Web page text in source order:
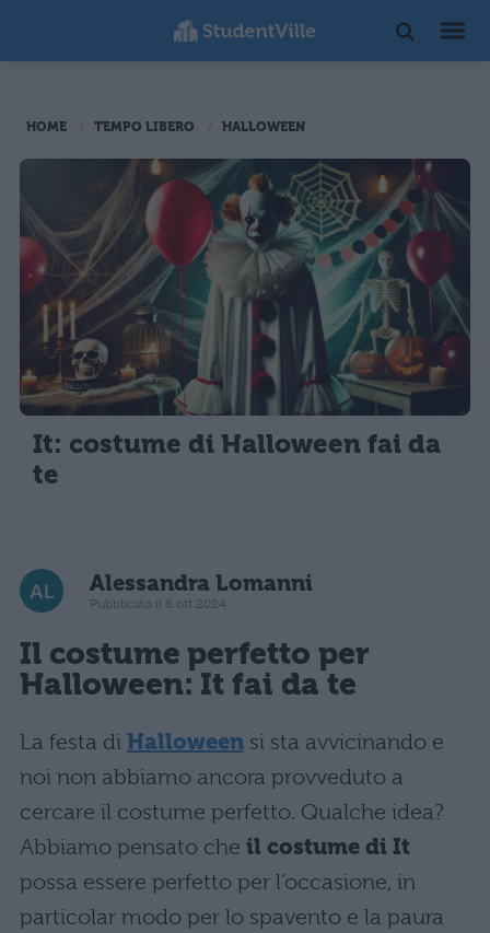
HOME TEMPO LIBERO HALLOWEEN
It: costume di Halloween fai da
te
Alessandra Lomanni
Pubblicato il 8 ott 2024
Il costume perfetto per
Halloween: It fai da te
La festa di Halloweensi sta avvicinando e
noi non abbiamo ancora provveduto a
cercare il costume perfetto. Qualche idea?
Abbiamo pensato che il costume di It
possa essere perfetto per l’occasione, in
particolar modo per lo spavento e la paura